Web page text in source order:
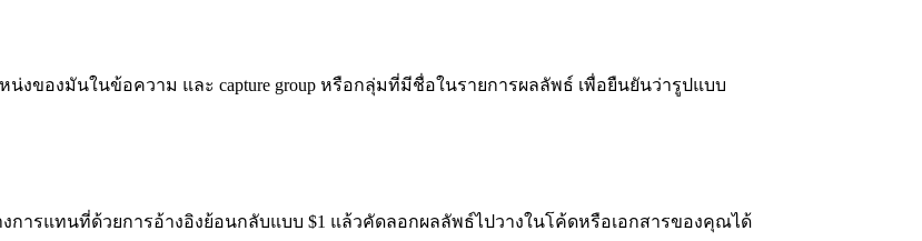
น่งของมันในข้อความ และ capture group หรือกลุ่มที่มีชื่อในรายการผลลัพธ์ เพื่อยืนยันว่ารูปแบบ
ารแทนที่ด้วยการอ้างอิงย้อนกลับแบบ $1 แล้วคัดลอกผลลัพธ์ไปวางในโค้ดหรือเอกสารของคุณได้